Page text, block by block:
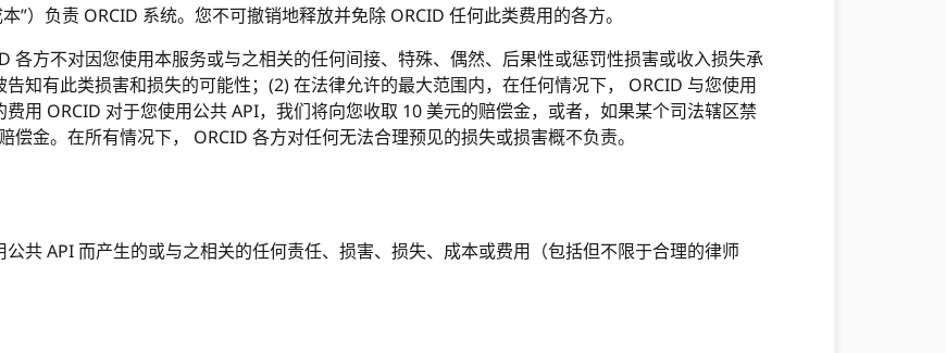
”）负责 ORCID 系统。您不可撤销地释放并免除 ORCID 任何此类费用的各方。
各方不对因您使用本服务或与之相关的任何间接、特殊、偶然、后果性或惩罚性损害或收入损失承
知有此类损害和损失的可能性；(2) 在法律允许的最大范围内，在任何情况下， ORCID 与您使用
用 ORCID 对于您使用公共 API，我们将向您收取 10 美元的赔偿金，或者，如果某个司法辖区禁
偿金。在所有情况下， ORCID 各方对任何无法合理预见的损失或损害概不负责。
共 API 而产生的或与之相关的任何责任、损害、损失、成本或费用（包括但不限于合理的律师